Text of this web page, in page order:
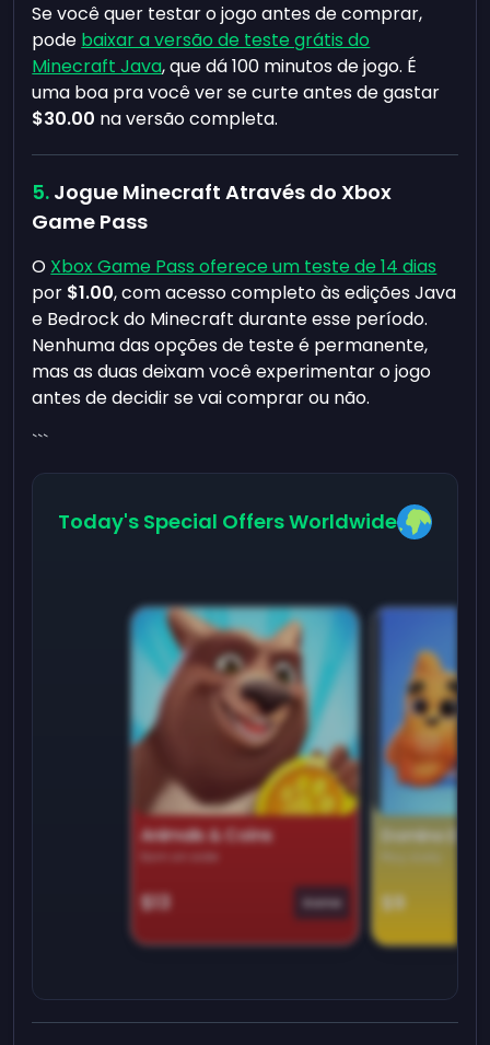
Se você quer testar o jogo antes de comprar,
pode baixar a versão de teste grátis do
Minecraft Java, que dá 100 minutos de jogo. É
uma boa pra você ver se curte antes de gastar
$30.00 na versão completa.
Jogue Minecraft Através do Xbox
Game Pass
O Xbox Game Pass oferece um teste de 14 dias
por $1.00, com acesso completo às edições Java
e Bedrock do Minecraft durante esse período.
Nenhuma das opções de teste é permanente,
mas as duas deixam você experimentar o jogo
antes de decidir se vai comprar ou não.
```
Today's Special Offers Worldwide
Animals & Coins
Earn on side
$13 Game
Domino
$9